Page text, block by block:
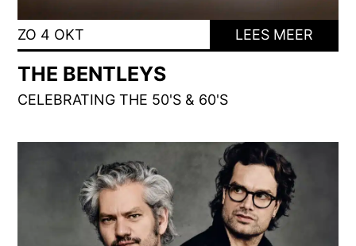
ZO 4 OKT LEES MEER
THE BENTLEYS
CELEBRATING THE 50'S & 60'S